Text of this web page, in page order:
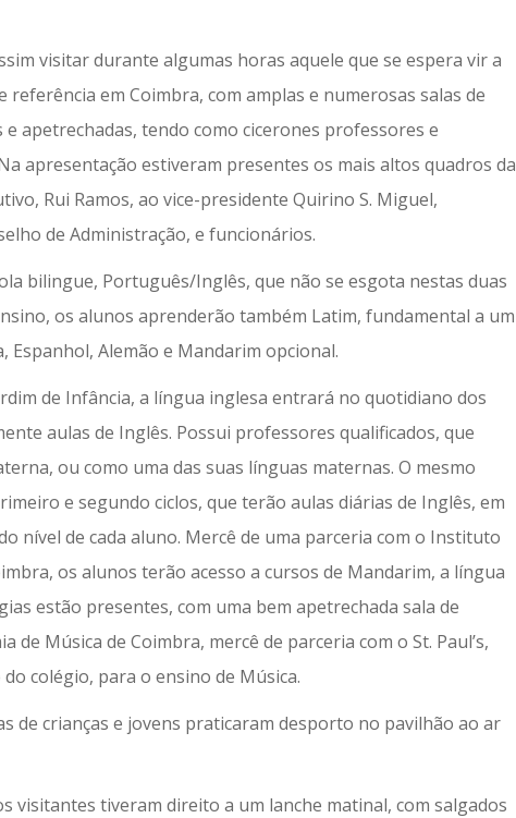
visitar durante algumas horas aquele que se espera vir a
referência em Coimbra, com amplas e numerosas salas de
apetrechadas, tendo como cicerones professores e
apresentação estiveram presentes os mais altos quadros da
Rui Ramos, ao vice-presidente Quirino S. Miguel,
de Administração, e funcionários.
bilingue, Português/Inglês, que não se esgota nestas duas
os alunos aprenderão também Latim, fundamental a um
Espanhol, Alemão e Mandarim opcional.
de Infância, a língua inglesa entrará no quotidiano dos
aulas de Inglês. Possui professores qualificados, que
ou como uma das suas línguas maternas. O mesmo
e segundo ciclos, que terão aulas diárias de Inglês, em
nível de cada aluno. Mercê de uma parceria com o Instituto
os alunos terão acesso a cursos de Mandarim, a língua
estão presentes, com uma bem apetrechada sala de
de Música de Coimbra, mercê de parceria com o St. Paul’s,
colégio, para o ensino de Música.
de crianças e jovens praticaram desporto no pavilhão ao ar
visitantes tiveram direito a um lanche matinal, com salgados